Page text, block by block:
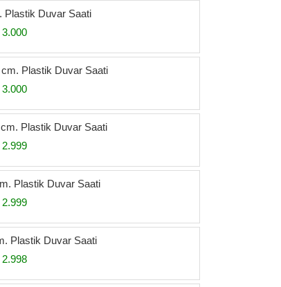
Plastik Duvar Saati
Plastik Duvar Saati
Plastik Duvar Saati
Plastik Duvar Saati
Plastik Duvar Saati